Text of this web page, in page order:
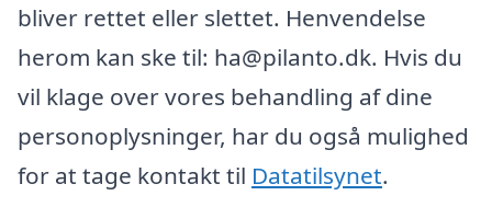
bliver rettet eller slettet. Henvendelse
herom kan ske til: ha@pilanto.dk. Hvis du
vil klage over vores behandling af dine
personoplysninger, har du også mulighed
for at tage kontakt til Datatilsynet.